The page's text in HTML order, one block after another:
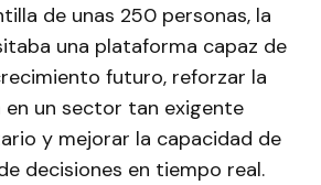
de unas 250 personas, la
una plataforma capaz de
futuro, reforzar la
un sector tan exigente
y mejorar la capacidad de
decisiones en tiempo real.